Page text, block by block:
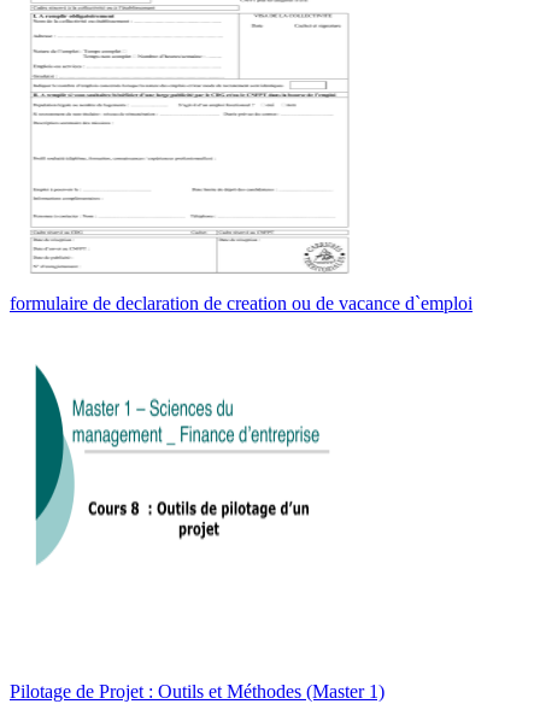
formulaire de declaration de creation ou de vacance d`emploi
Pilotage de Projet : Outils et Méthodes (Master 1)